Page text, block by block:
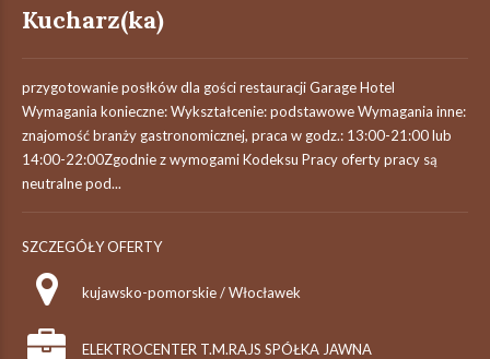
Kucharz(ka)
przygotowanie posłków dla gości restauracji Garage Hotel
Wymagania konieczne: Wykształcenie: podstawowe Wymagania inne:
znajomość branży gastronomicznej, praca w godz.: 13:00-21:00 lub
14:00-22:00Zgodnie z wymogami Kodeksu Pracy oferty pracy są
neutralne pod...
SZCZEGÓŁY OFERTY
kujawsko-pomorskie / Włocławek
ELEKTROCENTER T.M.RAJS SPÓŁKA JAWNA